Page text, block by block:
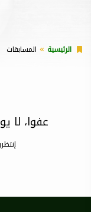
الرئيسية المسابقات
عفوا، لا